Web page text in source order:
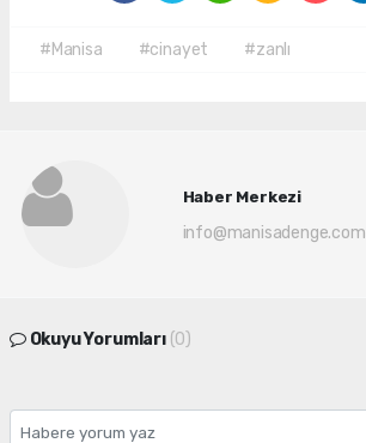
#Manisa #cinayet #zanlı
Haber Merkezi
info@manisadenge.com
Okuyu Yorumları (0)